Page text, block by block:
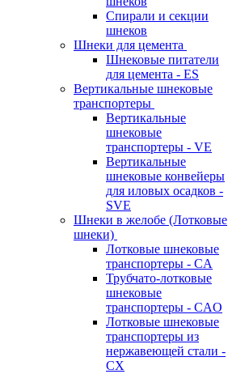
Спирали и секции
шнеков
Шнеки для цемента
Шнековые питатели
для цемента - ES
Вертикальные шнековые
транспортеры
Вертикальные
шнековые
транспортеры - VE
Вертикальные
шнековые конвейеры
для иловых осадков -
SVE
Шнеки в желобе (Лотковые
шнеки)
Лотковые шнековые
транспортеры - CA
Трубчато-лотковые
шнековые
транспортеры - CAO
Лотковые шнековые
транспортеры из
нержавеющей стали -
CX